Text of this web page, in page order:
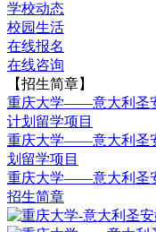
学校动态
校园生活
在线报名
在线咨询
【招生简章】
重庆大学——意大利圣
计划留学项目
重庆大学——意大利圣
划留学项目
重庆大学——意大利圣
招生简章